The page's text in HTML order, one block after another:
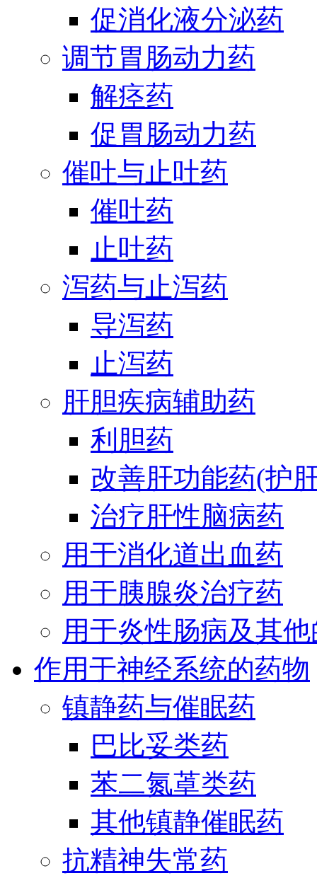
促消化液分泌药
调节胃肠动力药
解痉药
促胃肠动力药
催吐与止吐药
催吐药
止吐药
泻药与止泻药
导泻药
止泻药
肝胆疾病辅助药
利胆药
改善肝功能药(护
治疗肝性脑病药
用于消化道出血药
用于胰腺炎治疗药
用于炎性肠病及其
作用于神经系统的药物
镇静药与催眠药
巴比妥类药
苯二氮䓬类药
其他镇静催眠药
抗精神失常药